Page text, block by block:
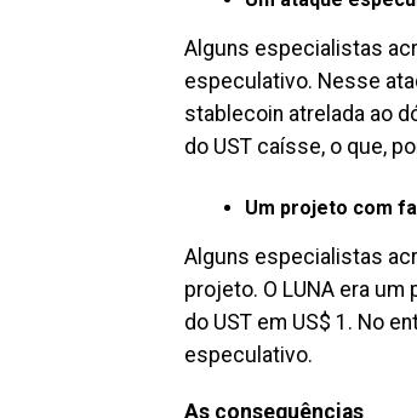
Alguns especialistas
especulativo. Nesse
stablecoin atrelada ao
do UST caísse, o que,
Um projeto com
Alguns especialistas
projeto. O LUNA era
do UST em US$ 1. No
especulativo.
As consequências